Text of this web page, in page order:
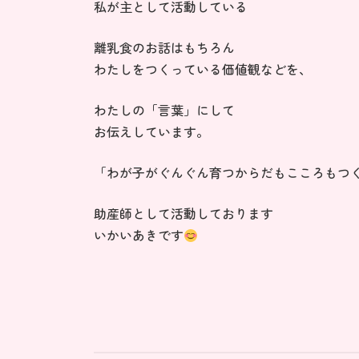
時
私が主として活動している
離乳食のお話はもちろん
わたしをつくっている価値観などを、
わたしの「言葉」にして
お伝えしています。
「わが子がぐんぐん育つからだもこころもつ
助産師として活動しております
いかいあきです